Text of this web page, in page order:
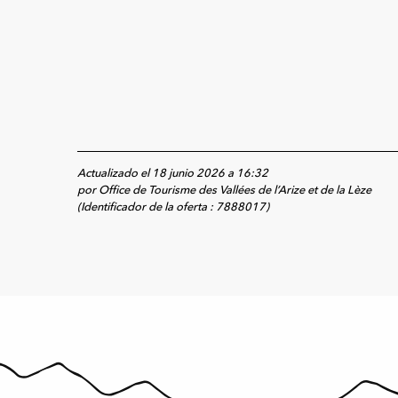
Actualizado el 18 junio 2026 a 16:32
por Office de Tourisme des Vallées de l’Arize et de la Lèze
(Identificador de la oferta : 7888017)